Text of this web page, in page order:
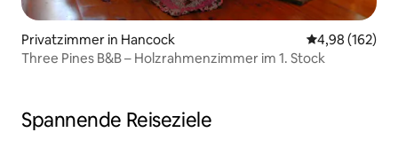
Privatzimmer in Hancock
4,98 (162)
Three Pines B&B – Holzrahmenzimmer im 1. Stock
Spannende Reiseziele